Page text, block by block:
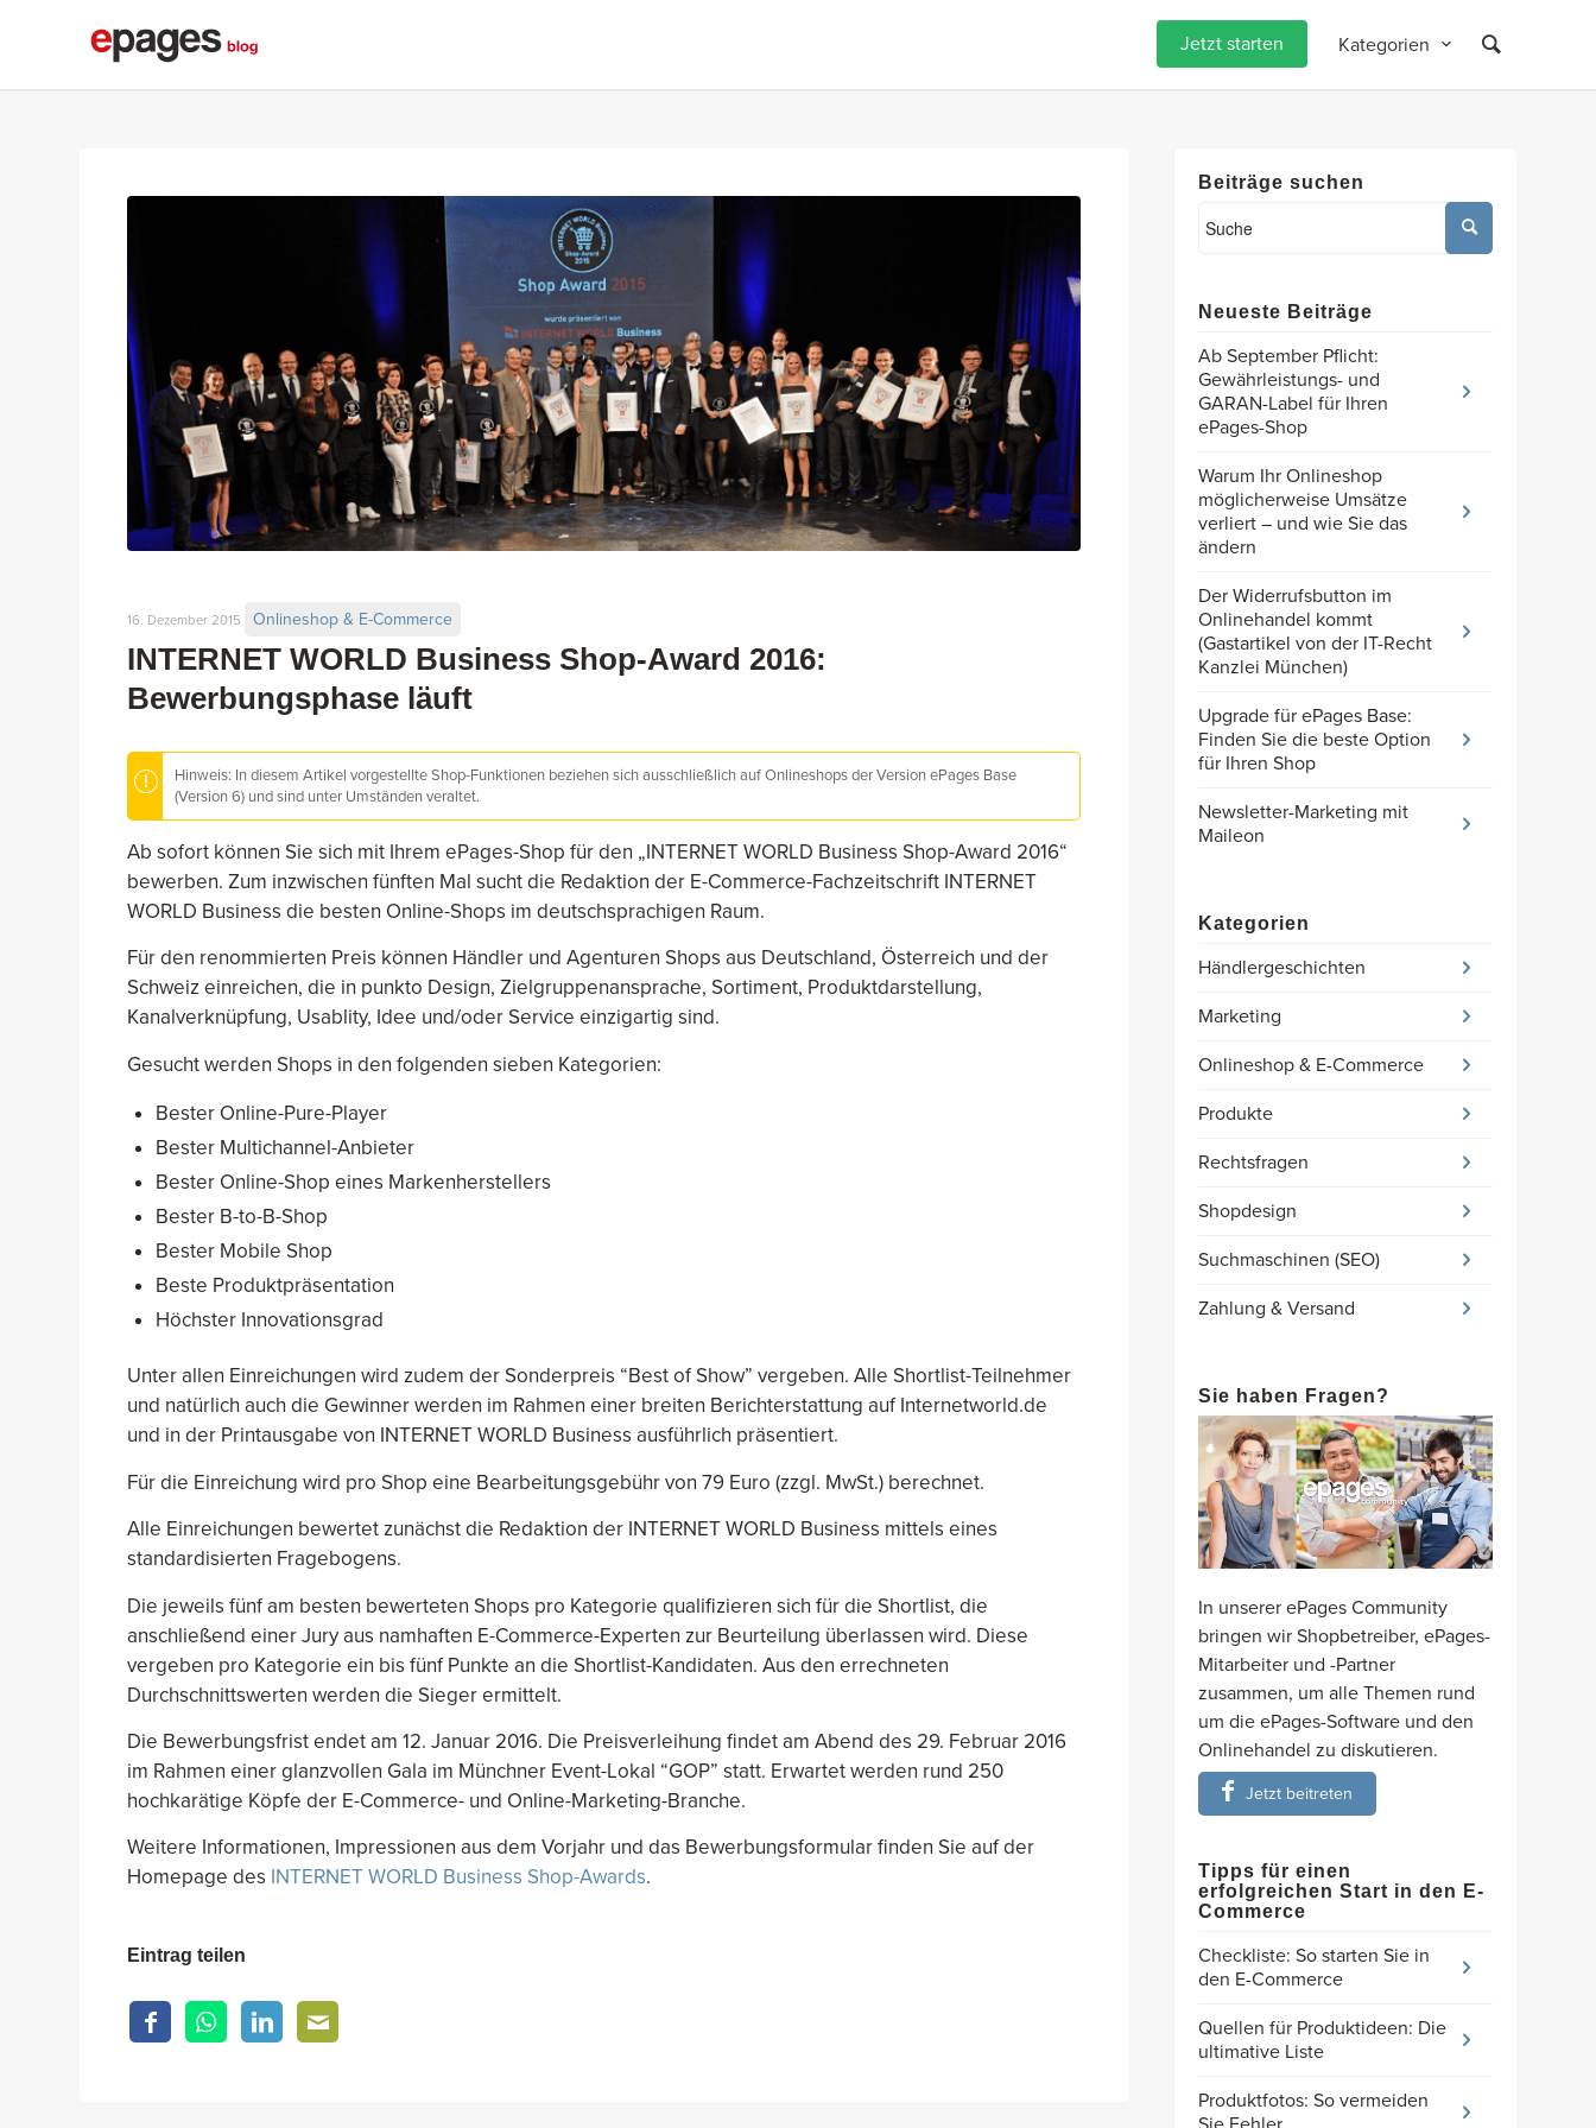
Jetzt starten Kategorien
INTERNET WORLD Business Shop-Award 2016:
Bewerbungsphase läuft
16. Dezember 2015 Onlineshop & E-Commerce
Hinweis: In diesem Artikel vorgestellte Shop-Funktionen beziehen sich ausschließlich auf Onlineshops der Version ePages Base
(Version 6) und sind unter Umständen veraltet.
Ab sofort können Sie sich mit Ihrem ePages-Shop für den „INTERNET WORLD Business Shop-Award 2016“
bewerben. Zum inzwischen fünften Mal sucht die Redaktion der E-Commerce-Fachzeitschrift INTERNET
WORLD Business die besten Online-Shops im deutschsprachigen Raum.
Für den renommierten Preis können Händler und Agenturen Shops aus Deutschland, Österreich und der
Schweiz einreichen, die in punkto Design, Zielgruppenansprache, Sortiment, Produktdarstellung,
Kanalverknüpfung, Usablity, Idee und/oder Service einzigartig sind.
Gesucht werden Shops in den folgenden sieben Kategorien:
Bester Online-Pure-Player
Bester Multichannel-Anbieter
Bester Online-Shop eines Markenherstellers
Bester B-to-B-Shop
Bester Mobile Shop
Beste Produktpräsentation
Höchster Innovationsgrad
Unter allen Einreichungen wird zudem der Sonderpreis “Best of Show” vergeben. Alle Shortlist-Teilnehmer
und natürlich auch die Gewinner werden im Rahmen einer breiten Berichterstattung auf Internetworld.de
und in der Printausgabe von INTERNET WORLD Business ausführlich präsentiert.
Für die Einreichung wird pro Shop eine Bearbeitungsgebühr von 79 Euro (zzgl. MwSt.) berechnet.
Alle Einreichungen bewertet zunächst die Redaktion der INTERNET WORLD Business mittels eines
standardisierten Fragebogens.
Die jeweils fünf am besten bewerteten Shops pro Kategorie qualifizieren sich für die Shortlist, die
anschließend einer Jury aus namhaften E-Commerce-Experten zur Beurteilung überlassen wird. Diese
vergeben pro Kategorie ein bis fünf Punkte an die Shortlist-Kandidaten. Aus den errechneten
Durchschnittswerten werden die Sieger ermittelt.
Die Bewerbungsfrist endet am 12. Januar 2016. Die Preisverleihung findet am Abend des 29. Februar 2016
im Rahmen einer glanzvollen Gala im Münchner Event-Lokal “GOP” statt. Erwartet werden rund 250
hochkarätige Köpfe der E-Commerce- und Online-Marketing-Branche.
Weitere Informationen, Impressionen aus dem Vorjahr und das Bewerbungsformular finden Sie auf der
Homepage des INTERNET WORLD Business Shop-Awards.
Eintrag teilen
Beiträge suchen
Neueste Beiträge
Ab September Pflicht:
Gewährleistungs- und
GARAN-Label für Ihren
ePages-Shop
Warum Ihr Onlineshop
möglicherweise Umsätze
verliert – und wie Sie das
ändern
Der Widerrufsbutton im
Onlinehandel kommt
(Gastartikel von der IT-Recht
Kanzlei München)
Upgrade für ePages Base:
Finden Sie die beste Option
für Ihren Shop
Newsletter-Marketing mit
Maileon
Kategorien
Händlergeschichten
Marketing
Onlineshop & E-Commerce
Produkte
Rechtsfragen
Shopdesign
Suchmaschinen (SEO)
Zahlung & Versand
Sie haben Fragen?
In unserer ePages Community
bringen wir Shopbetreiber, ePages-
Mitarbeiter und -Partner
zusammen, um alle Themen rund
um die ePages-Software und den
Onlinehandel zu diskutieren.
Jetzt beitreten
Tipps für einen
erfolgreichen Start in den E-
Commerce
Checkliste: So starten Sie in
den E-Commerce
Quellen für Produktideen: Die
ultimative Liste
Produktfotos: So vermeiden